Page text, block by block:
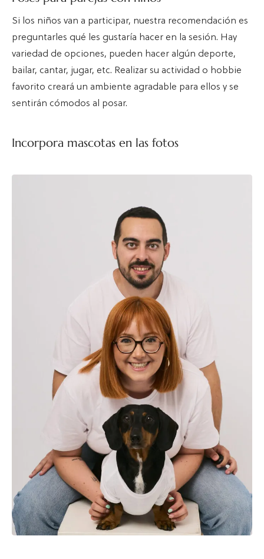
Si los niños van a participar, nuestra recomendación es
preguntarles qué les gustaría hacer en la sesión. Hay
variedad de opciones, pueden hacer algún deporte,
bailar, cantar, jugar, etc. Realizar su actividad o hobbie
favorito creará un ambiente agradable para ellos y se
sentirán cómodos al posar.
Incorpora mascotas en las fotos